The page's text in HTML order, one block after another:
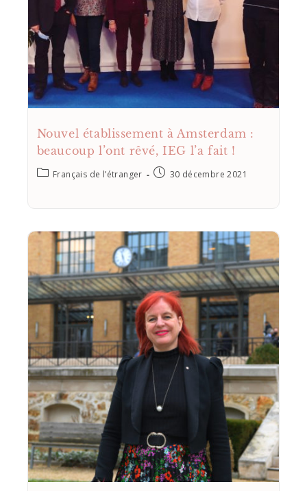
Nouvel établissement à Amsterdam :
beaucoup l’ont rêvé, IEG l’a fait !
Français de l’étranger 30 décembre 2021